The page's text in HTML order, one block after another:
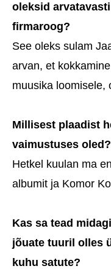
oleksid
firmaroog?
See oleks sulam
arvan, et
muusika loomisele,
Millisest plaadist
vaimustuses oled?
Hetkel kuulan ma
albumit ja Komor
Kas sa tead
jõuate tuuril olles
kuhu satute?